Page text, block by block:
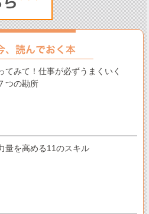
てみて！仕事が必ずうまくいく
つの勘所
量を高める11のスキル